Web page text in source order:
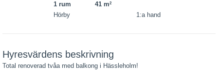
1 rum 41 m2
Hörby 1:a hand
Hyresvärdens beskrivning
Total renoverad tvåa med balkong i Hässleholm!